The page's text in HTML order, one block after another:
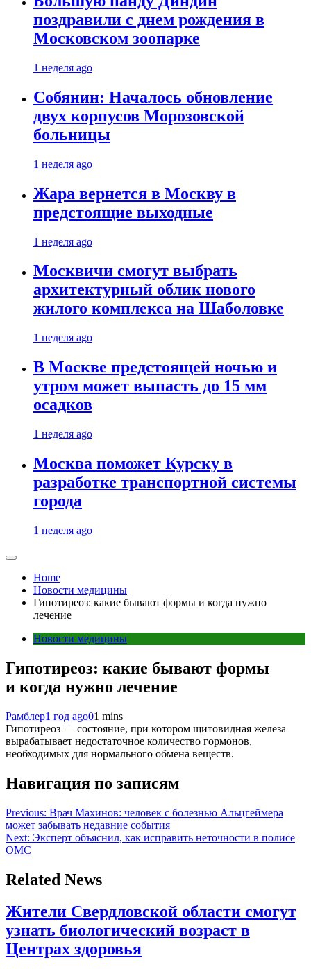
поздравили с днем рождения в
Московском зоопарке
1 неделя ago
Собянин: Началось обновление
двух корпусов Морозовской
больницы
1 неделя ago
Жара вернется в Москву в
предстоящие выходные
1 неделя ago
Москвичи смогут выбрать
архитектурный облик нового
жилого комплекса на Шаболовке
1 неделя ago
В Москве предстоящей ночью и
утром может выпасть до 15 мм
осадков
1 неделя ago
Москва поможет Курску в
разработке транспортной системы
города
1 неделя ago
Home
Новости медицины
Гипотиреоз: какие бывают формы и когда нужно
лечение
Новости медицины
Гипотиреоз: какие бывают формы
и когда нужно лечение
Рамблер1 год ago01 mins
Гипотиреоз — состояние, при котором щитовидная железа
вырабатывает недостаточное количество гормонов,
необходимых для нормального обмена веществ.
Навигация по записям
Previous: Врач Махинов: человек с болезнью Альцгеймера
может забывать недавние события
Next: Эксперт объяснил, как исправить неточности в полисе
ОМС
Related News
Жители Свердловской области смогут
узнать биологический возраст в
Центрах здоровья